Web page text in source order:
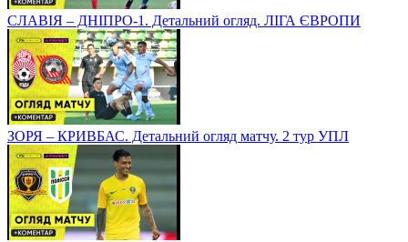
СЛАВІЯ – ДНІПРО-1. Детальний огляд. ЛІГА ЄВРОПИ
ЗОРЯ – КРИВБАС. Детальний огляд матчу. 2 тур УПЛ